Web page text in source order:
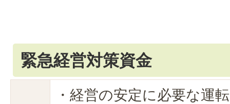
緊急経営対策資金
・経営の安定に必要な運